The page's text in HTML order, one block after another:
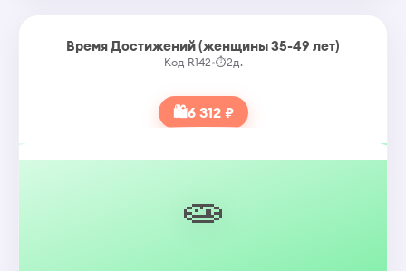
Время Достижений (женщины 35-49 лет)
Код R142•⏱2д.
🛍6 312 ₽
🧫